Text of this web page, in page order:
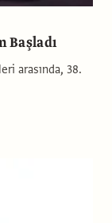
Başladı
arasında, 38.